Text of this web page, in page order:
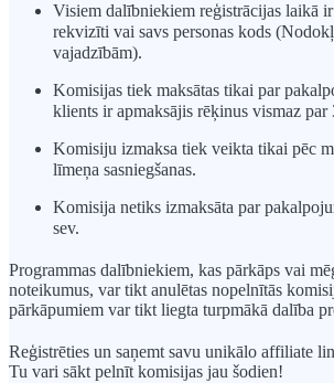
Visiem dalībniekiem reģistrācijas laikā
rekvizīti vai savs personas kods
vajadzībām).
Komisijas tiek maksātas tikai par
klients ir apmaksājis rēķinus vismaz par
Komisiju izmaksa tiek veikta tikai pēc
līmeņa sasniegšanas.
Komisija netiks izmaksāta par
sev.
Programmas dalībniekiem, kas pārkāps vai
noteikumus, var tikt anulētas nopelnītās
pārkāpumiem var tikt liegta turpmākā dalība
Reģistrēties un saņemt savu unikālo affiliate
Tu vari sākt pelnīt komisijas jau šodien!